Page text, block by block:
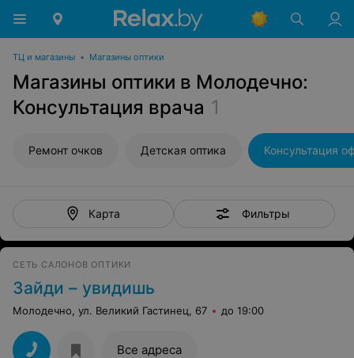
ТЦ и магазины • Магазины оптики
Магазины оптики в Молодечно:
Консультация врача 1
Ремонт очков Детская оптика Консультация
Карта Фильтры
СЕТЬ САЛОНОВ ОПТИКИ
Зайди – увидишь
Молодечно, ул. Великий Гастинец, 67 до 19:00
Все адреса